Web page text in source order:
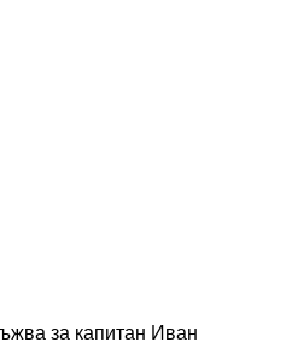
за капитан Иван